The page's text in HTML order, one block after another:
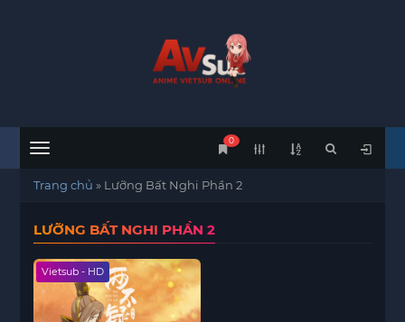
Menu
0
Trang chủ » Lưỡng Bất Nghi Phần 2
LƯỠNG BẤT NGHI PHẦN 2
Vietsub - HD